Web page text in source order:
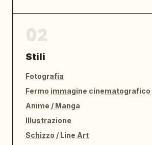
Stili
Fotografia
Anime / Manga
Illustrazione
Schizzo / Line Art